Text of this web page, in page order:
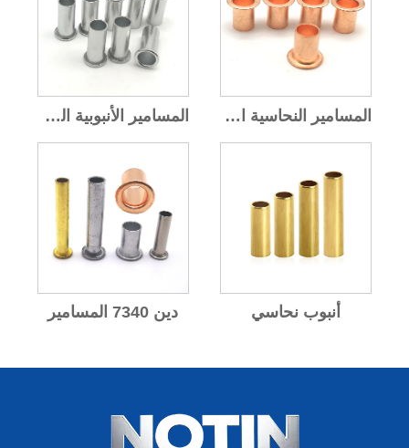
المسامير الأنبوبية المصنوعة من الألومنيوم المسامير النحاسية الأنبوبية
دين 7340 المسامير أنبوب نحاسي